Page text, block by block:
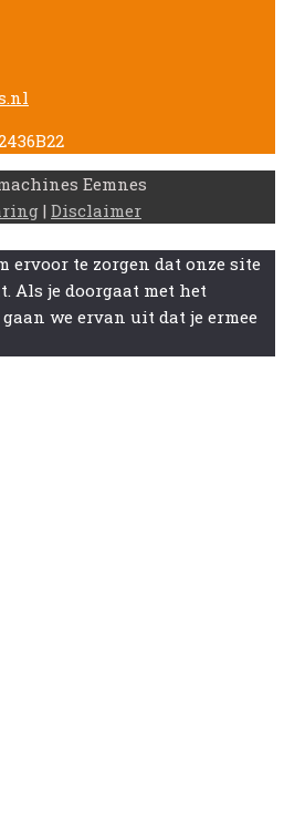
Eemnes
| Disclaimer
ervoor te zorgen dat onze site
Als je doorgaat met het
we ervan uit dat je ermee